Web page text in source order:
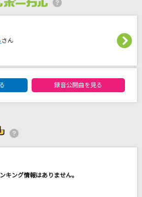
ドラえもん(ドラえもんアニ
さん
録音公開曲を見る